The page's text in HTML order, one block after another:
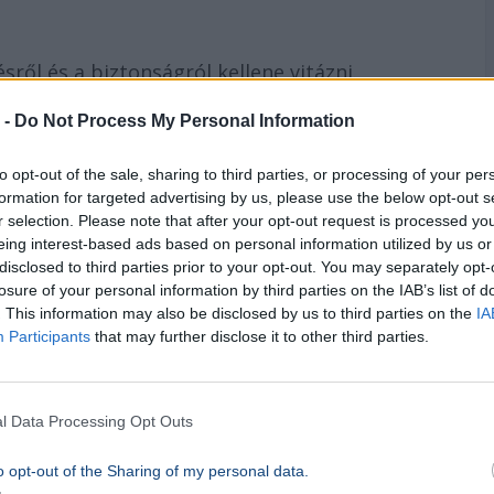
- Do Not Process My Personal Information
opt-out of the sale, sharing to third parties, or processing of your
for targeted advertising by us, please use the below opt-out
selection. Please note that after your opt-out request is processed
interest-based ads based on personal information utilized by us
to third parties prior to your opt-out. You may separately
of your personal information by third parties on the IAB’s list of
This information may also be disclosed by us to third parties on the
Participants that may further disclose it to other third parties.
Data Processing Opt Outs
opt-out of the Sharing of my personal data.
és a biztonságról kellene vitázni.
a kulturált vita megteremtését tartja
nagyfokú aktivitását, ami szerinte
akarnak szólni a saját sorsukba.
a konkrét adatok és
nyilvánosság elé áll, hogy részletesen is